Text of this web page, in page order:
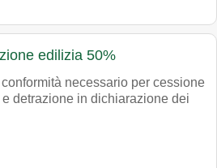
edilizia 50%
necessario per cessione
detrazione in dichiarazione dei